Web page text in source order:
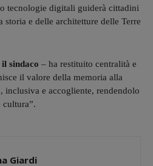
tecnologie digitali guiderà cittadini
storia e delle architetture delle Terre
sindaco – ha restituito centralità e
il valore della memoria alla
inclusiva e accogliente, rendendolo
cultura”.
Giardi